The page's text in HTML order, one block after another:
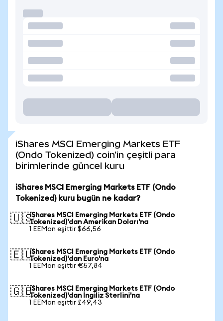
iShares MSCI Emerging Markets ETF
(Ondo Tokenized) coin'in çeşitli para
birimlerinde güncel kuru
iShares MSCI Emerging Markets ETF (Ondo
Tokenized) kuru bugün ne kadar?
🇺🇸iShares MSCI Emerging Markets ETF (Ondo
Tokenized)'dan Amerikan Doları'na
1 EEMon eşittir $66,56
🇪🇺iShares MSCI Emerging Markets ETF (Ondo
Tokenized)'dan Euro'na
1 EEMon eşittir €57,84
🇬🇧iShares MSCI Emerging Markets ETF (Ondo
Tokenized)'dan İngiliz Sterlini'na
1 EEMon eşittir £49,43